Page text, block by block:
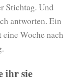
Stichtag. Und
antworten. Ein
Woche nach
ihr sie